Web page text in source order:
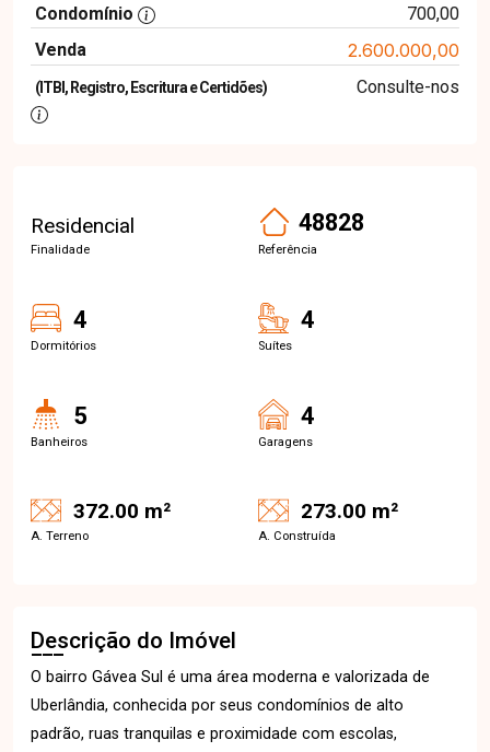
Condomínio
700,00
Venda
2.600.000,00
(ITBI, Registro, Escritura e Certidões) Consulte-nos
Residencial
Finalidade
48828
Referência
4
Dormitórios
4
Suítes
5
Banheiros
4
Garagens
372.00 m²
A. Terreno
273.00 m²
A. Construída
Descrição do Imóvel
O bairro Gávea Sul é uma área moderna e valorizada de
Uberlândia, conhecida por seus condomínios de alto
padrão, ruas tranquilas e proximidade com escolas,